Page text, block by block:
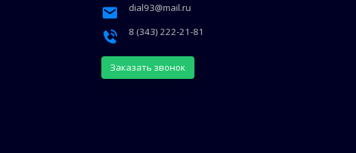
dial93@mail.ru
8 (343) 222-21-81
Заказать звонок